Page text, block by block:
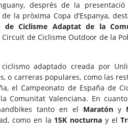
després de la
la pròxima Copa d’Espanya,
de Ciclisme Adaptat de la
de Ciclisme Outdoor de la
adaptado creada por
o carreras populares, como las
el Campeonato de España de
Comunitat Valenciana. En
tanto en el Maratón y
como en la 15K nocturna y el